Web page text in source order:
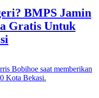
BMPS Jamin
Gratis Untuk